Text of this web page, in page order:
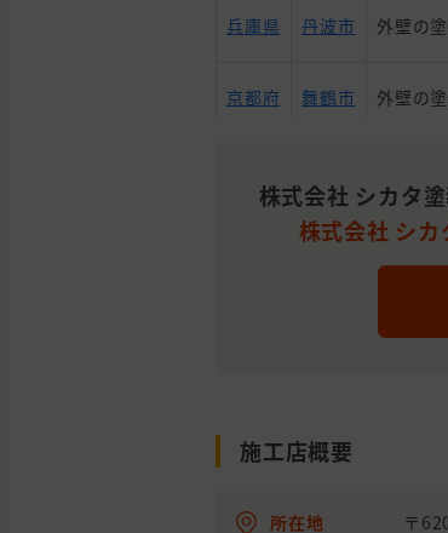
兵庫県 丹波市 外壁の
京都府 舞鶴市 外壁の
市
株式会社 シカタ
株式会社 シ
施工店概要
所在地 〒